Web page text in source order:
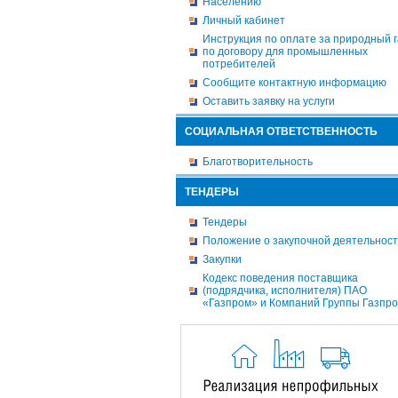
Личный кабинет
Инструкция по оплате за природный
по договору для промышленных
потребителей
Сообщите контактную информацию
Оставить заявку на услуги
СОЦИАЛЬНАЯ ОТВЕТСТВЕННОСТЬ
Благотворительность
ТЕНДЕРЫ
Тендеры
Положение о закупочной
Закупки
Кодекс поведения поставщика
(подрядчика, исполнителя) ПАО
«Газпром» и Компаний Группы